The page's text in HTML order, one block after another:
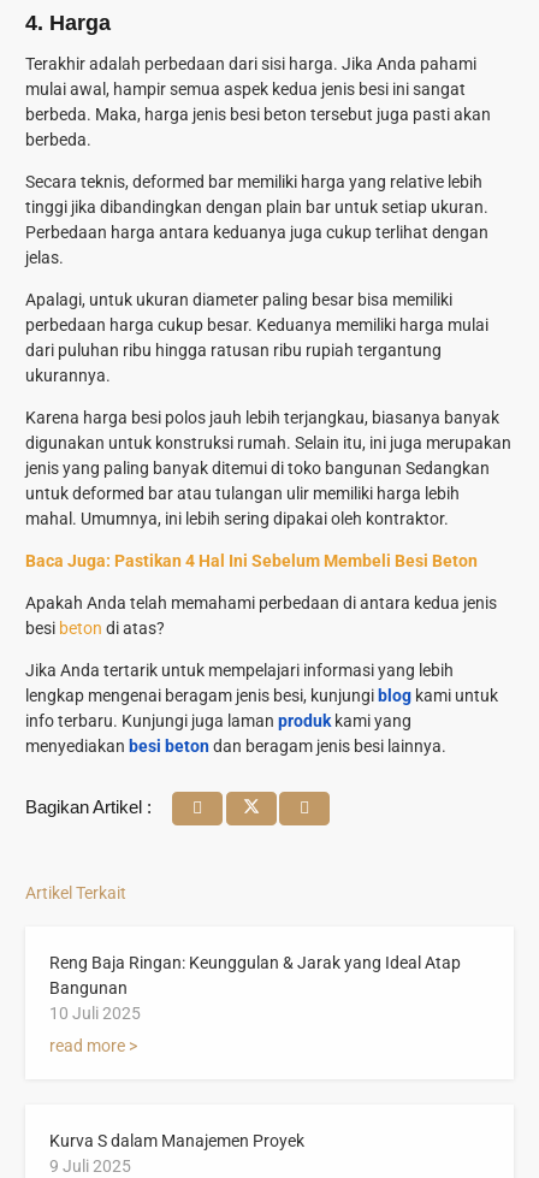
4. Harga
Terakhir adalah perbedaan dari sisi harga. Jika Anda pahami
mulai awal, hampir semua aspek kedua jenis besi ini sangat
berbeda. Maka, harga jenis besi beton tersebut juga pasti akan
berbeda.
Secara teknis, deformed bar memiliki harga yang relative lebih
tinggi jika dibandingkan dengan plain bar untuk setiap ukuran.
Perbedaan harga antara keduanya juga cukup terlihat dengan
jelas.
Apalagi, untuk ukuran diameter paling besar bisa memiliki
perbedaan harga cukup besar. Keduanya memiliki harga mulai
dari puluhan ribu hingga ratusan ribu rupiah tergantung
ukurannya.
Karena harga besi polos jauh lebih terjangkau, biasanya banyak
digunakan untuk konstruksi rumah. Selain itu, ini juga merupakan
jenis yang paling banyak ditemui di toko bangunan Sedangkan
untuk deformed bar atau tulangan ulir memiliki harga lebih
mahal. Umumnya, ini lebih sering dipakai oleh kontraktor.
Baca Juga: Pastikan 4 Hal Ini Sebelum Membeli Besi Beton
Apakah Anda telah memahami perbedaan di antara kedua jenis
besi beton di atas?
Jika Anda tertarik untuk mempelajari informasi yang lebih
lengkap mengenai beragam jenis besi, kunjungi blog kami untuk
info terbaru. Kunjungi juga laman produkkami yang
menyediakan besi betondan beragam jenis besi lainnya.
Bagikan Artikel :
Artikel Terkait
Reng Baja Ringan: Keunggulan & Jarak yang Ideal Atap
Bangunan
10 Juli 2025
read more >
Kurva S dalam Manajemen Proyek
9 Juli 2025